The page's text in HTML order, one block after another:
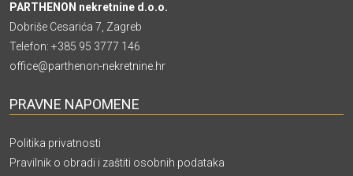
PARTHENON nekretnine d.o.o.
Dobriše Cesarića 7, Zagreb
Telefon: +385 95 3777 146
office@parthenon-nekretnine.hr
PRAVNE NAPOMENE
Politika privatnosti
Pravilnik o obradi i zaštiti osobnih podataka